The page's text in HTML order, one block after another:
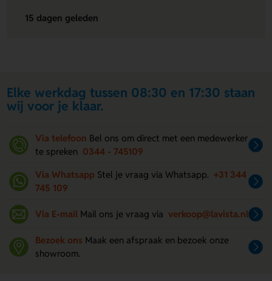
15 dagen geleden
Elke werkdag tussen 08:30 en 17:30 staan
wij voor je klaar.
Via telefoon Bel ons om direct met een medewerker
te spreken 0344 - 745109
Via Whatsapp Stel je vraag via Whatsapp. +31 344
745 109
Via E-mail Mail ons je vraag via verkoop@lavista.nl
Bezoek ons Maak een afspraak en bezoek onze
showroom.